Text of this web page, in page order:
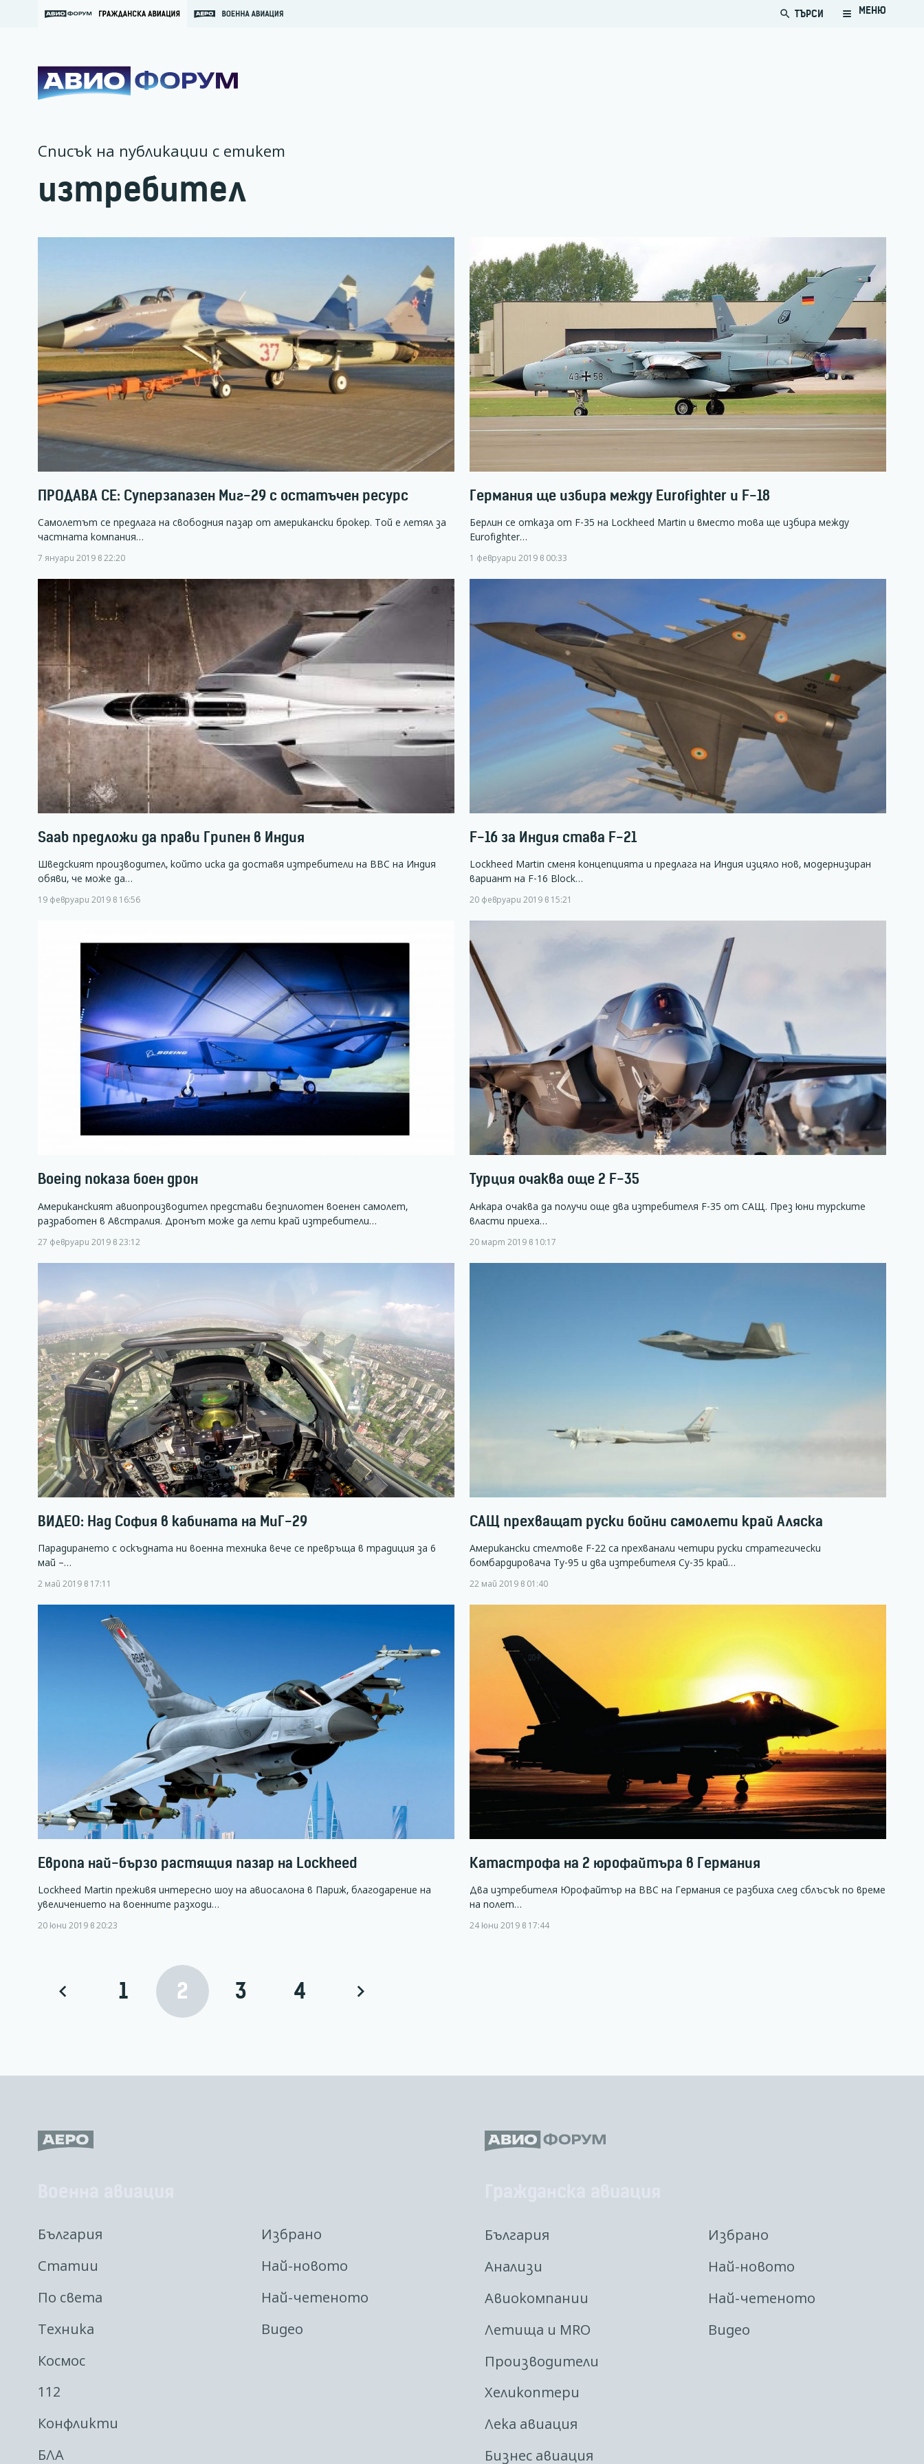
search ТЪРСИ МЕНЮ
Списък на публикации с етикет
изтребител
ПРОДАВА СЕ: Суперзапазен Миг-29 с остатъчен ресурс
Самолетът се предлага на свободния пазар от американски брокер. Той е летял за
частната компания…
7 януари 2019 в 22:20
Германия ще избира между Eurofighter и F-18
Берлин се отказа от F-35 на Lockheed Martin и вместо това ще избира между
Eurofighter…
1 февруари 2019 в 00:33
Saab предложи да прави Грипен в Индия
Шведският производител, който иска да доставя изтребители на ВВС на Индия
обяви, че може да…
19 февруари 2019 в 16:56
F-16 за Индия става F-21
Lockheed Martin сменя концепцията и предлага на Индия изцяло нов, модернизиран
вариант на F-16 Block…
20 февруари 2019 в 15:21
Boeing показа боен дрон
Американският авиопроизводител представи безпилотен военен самолет,
разработен в Австралия. Дронът може да лети край изтребители…
27 февруари 2019 в 23:12
Турция очаква още 2 F-35
Анкара очаква да получи още два изтребителя F-35 от САЩ. През юни турските
власти приеха…
20 март 2019 в 10:17
ВИДЕО: Над София в кабината на МиГ-29
Парадирането с оскъдната ни военна техника вече се превръща в традиция за 6
май –…
2 май 2019 в 17:11
САЩ прехващат руски бойни самолети край Аляска
Американски стелтове F-22 са прехванали четири руски стратегически
бомбардировача Ту-95 и два изтребителя Су-35 край…
22 май 2019 в 01:40
Европа най-бързо растящия пазар на Lockheed
Lockheed Martin преживя интересно шоу на авиосалона в Париж, благодарение на
увеличението на военните разходи…
20 юни 2019 в 20:23
Катастрофа на 2 юрофайтъра в Германия
Два изтребителя Юрофайтър на ВВС на Германия се разбиха след сблъсък по време
на полет…
24 юни 2019 в 17:44
1 2 3 4
България
Статии
По света
Техника
Космос
112
Конфликти
БЛА
Избрано
Най-новото
Най-четеното
Видео
България
Анализи
Авиокомпании
Летища и MRO
Производители
Хеликоптери
Лека авиация
Бизнес авиация
Избрано
Най-новото
Най-четеното
Видео